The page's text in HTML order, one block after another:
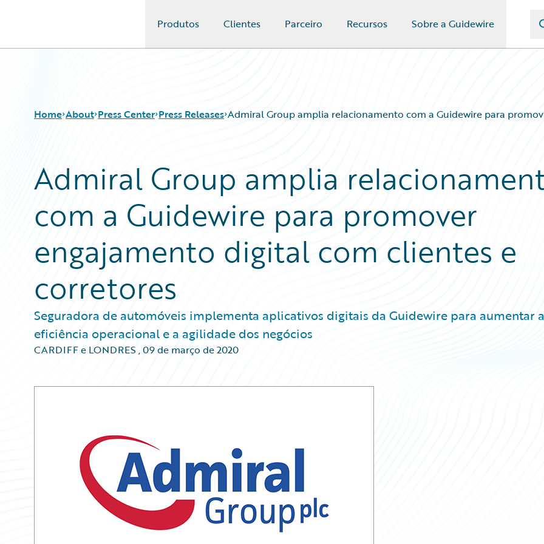
Produtos Clientes Parceiro Recursos Sobre a Guidewire
Home About Press Center Press Releases Admiral Group amplia relacionamento com a Guidewire para
Admiral Group amplia
com a Guidewire para promover
engajamento digital com clientes e
corretores
Seguradora de automóveis implementa aplicativos digitais da Guidewire para aumentar a
eficiência operacional e a agilidade dos negócios
CARDIFF e LONDRES ,09 de março de 2020